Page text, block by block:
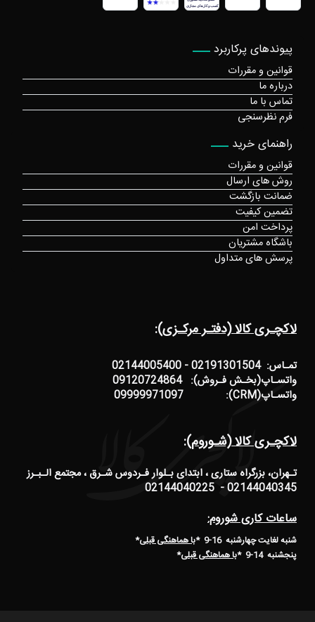
لاکچـری کالا (دفتـر مرکـزی):
تمـاس: 02191301504 - 02144005400
واتسـاپ(بخـش فـروش): 09120724864
واتسـاپ(CRM): 09999971097
لاکچـری کالا (شـوروم):
تـهران، بزرگراه ستاری ، ابتدای بـلوار فـردوس شـرق ، مجتمع الـبـرز
02144040345 - 02144040225
ساعات کاری شوروم:
شنبه لغایت چهارشنبه 16-9 * با هماهنگی قبلی*
پنجشنبه 14-9
*با هماهنگی قبلی*
پیوندهای پرکاربرد
قوانین و مقررات
درباره ما
تماس با ما
فرم نظرسنجی
راهنمای خرید
قوانین و مقررات
روش های ارسال
ضمانت بازگشت
تضمین کیفیت
پرداخت امن
باشگاه مشتریان
پرسش های متداول